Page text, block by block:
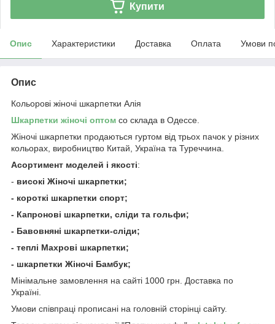
Купити
Опис Характеристики Доставка Оплата Умови
Опис
Кольорові жіночі шкарпетки Алія
Шкарпетки жіночі оптом со склада в Одессе.
Жіночі шкарпетки продаються гуртом від трьох пачок у різних
кольорах, виробництво Китай, Україна та Туреччина.
Асортимент моделей і якості:
- високі Жіночі шкарпетки;
- короткі шкарпетки спорт;
- Капронові шкарпетки, сліди та гольфи;
- Бавовняні шкарпетки-сліди;
- теплі Махрові шкарпетки;
- шкарпетки Жіночі Бамбук;
Мінімальне замовлення на сайті 1000 грн. Доставка по
Україні.
Умови співпраці прописані на головній сторінці сайту.